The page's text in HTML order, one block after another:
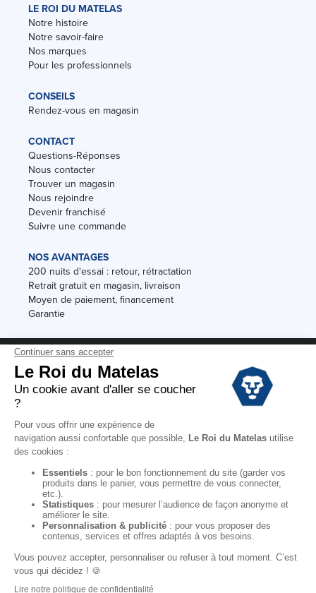
LE ROI DU MATELAS
Notre histoire
Notre savoir-faire
Nos marques
Pour les professionnels
CONSEILS
Rendez-vous en magasin
CONTACT
Questions-Réponses
Nous contacter
Trouver un magasin
Nous rejoindre
Devenir franchisé
Suivre une commande
NOS AVANTAGES
200 nuits d'essai : retour, rétractation
Retrait gratuit en magasin, livraison
Moyen de paiement, financement
Garantie
Conditions des offres
Black Friday
Destockage
Conditions Générales de vente magasin
Mentions Légales
Données personnelles
Codes promo Le Roi du Matelas
Copyright © 2022. All rights reserved.